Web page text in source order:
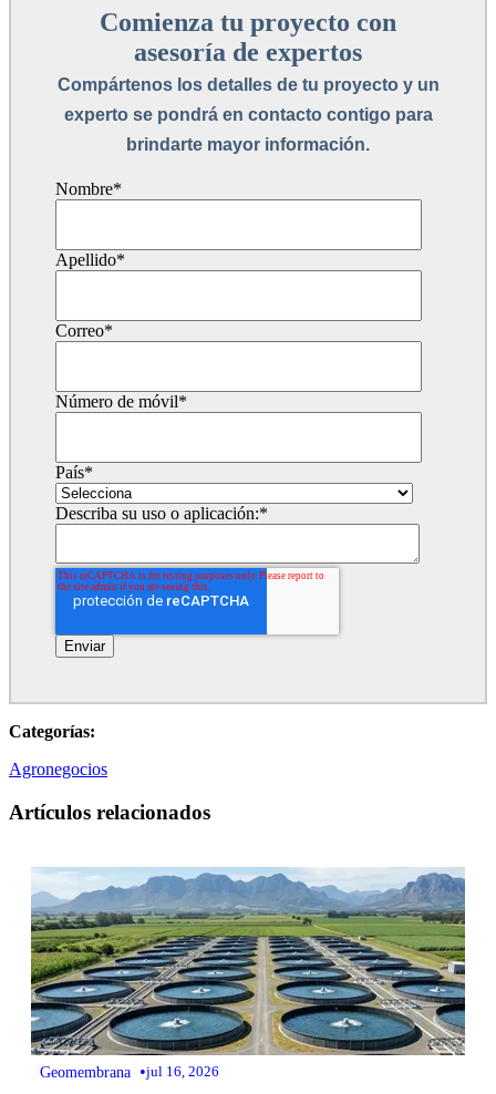
Comienza tu proyecto con
asesoría de expertos
Compártenos los detalles de tu proyecto y un
experto se pondrá en contacto contigo para
brindarte mayor información.
Nombre*
Apellido*
Correo*
Número de móvil*
País*
Describa su uso o aplicación:*
Categorías:
Agronegocios
Artículos relacionados
Geomembrana •jul 16, 2026